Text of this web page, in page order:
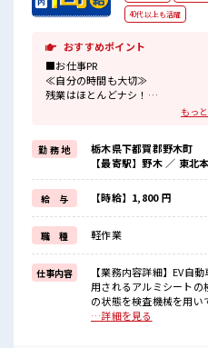
40代以上も活躍
おすすめポイント
■お仕事PR
≪自分の時間も大切≫
残業はほとんどナシ！
場合によってはお願いすることも
週末は家族や友人と一緒にプライベ
≪髪型自由≫
基本的に髪色自由で明るすぎたり
(規定有)≪動きやすい制服アリ≫
制服があるので、
毎日の服装の悩み解消♪
≪未経験の方も大カンゲイ≫
新しいことにチャレンジするのは不
しっかり働く環境が整っています
イチからスキルUP・ステップUP
■職場の雰囲気
少人数ですぐに馴染むことができ
もっ
勤 務 地
栃木県下都賀郡野木町
【最寄駅】野木 ／ 東北
給 与 【時給】1,800 円
職 種 軽作業
仕事内容
【業務内容詳細】EV自
用されるアルミシート
の状態を検査機械を用い
務含みます。難易度低い
…詳細を見る